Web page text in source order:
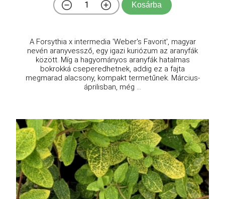
Kosárba
A Forsythia x intermedia 'Weber's Favorit', magyar
nevén aranyvessző, egy igazi kuriózum az aranyfák
között. Míg a hagyományos aranyfák hatalmas
bokrokká cseperedhetnek, addig ez a fajta
megmarad alacsony, kompakt termetűnek. Március-
áprilisban, még ...